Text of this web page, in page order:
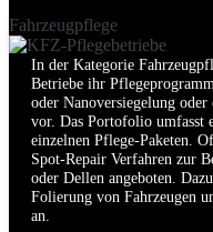
Fahrzeugpflege
In der Kategorie
Betriebe ihr
oder Nanoversiegelung
vor. Das Portofolio umfasst
einzelnen Pflege-Paketen.
Spot-Repair Verfahren zur
oder Dellen angeboten.
Folierung von Fahrzeugen
an.